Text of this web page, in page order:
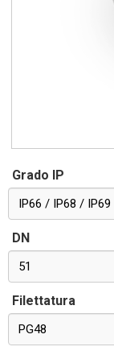
Grado IP
IP66 / IP68 / IP69
DN
51
Filettatura
PG48